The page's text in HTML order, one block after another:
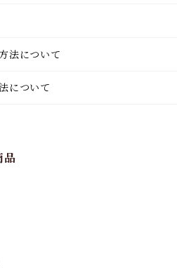
法について
について
品